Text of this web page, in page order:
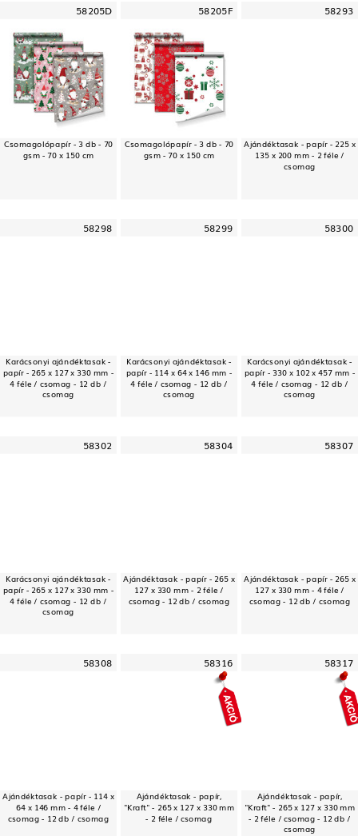
58205D
Csomagolópapír - 3 db - 70
gsm - 70 x 150 cm
58205F
Csomagolópapír - 3 db - 70
gsm - 70 x 150 cm
58293
Ajándéktasak - papír - 225 x
135 x 200 mm - 2 féle /
csomag
58298
Karácsonyi ajándéktasak -
papír - 265 x 127 x 330 mm -
4 féle / csomag - 12 db /
csomag
58299
Karácsonyi ajándéktasak -
papír - 114 x 64 x 146 mm -
4 féle / csomag - 12 db /
csomag
58300
Karácsonyi ajándéktasak -
papír - 330 x 102 x 457 mm -
4 féle / csomag - 12 db /
csomag
58302
Karácsonyi ajándéktasak -
papír - 265 x 127 x 330 mm -
4 féle / csomag - 12 db /
csomag
58304
Ajándéktasak - papír - 265 x
127 x 330 mm - 2 féle /
csomag - 12 db / csomag
58307
Ajándéktasak - papír - 265 x
127 x 330 mm - 4 féle /
csomag - 12 db / csomag
58308
Ajándéktasak - papír - 114 x
64 x 146 mm - 4 féle /
csomag - 12 db / csomag
58316
Ajándéktasak - papír,
"Kraft" - 265 x 127 x 330 mm
- 2 féle / csomag
58317
Ajándéktasak - papír,
"Kraft" - 265 x 127 x 330 mm
- 2 féle / csomag - 12 db /
csomag